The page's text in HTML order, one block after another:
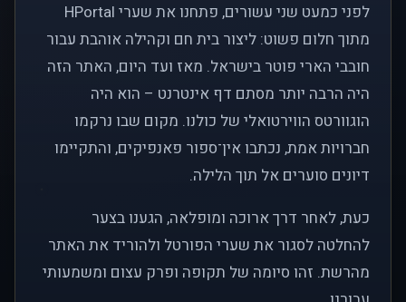
לפני כמעט שני עשורים, פתחנו את שערי HPortal
מתוך חלום פשוט: ליצור בית חם וקהילה אוהבת עבור
חובבי הארי פוטר בישראל. מאז ועד היום, האתר הזה
היה הרבה יותר מסתם דף אינטרנט – הוא היה
הוגוורטס הווירטואלי של כולנו. מקום שבו נרקמו
חברויות אמת, נכתבו אין־ספור פאנפיקים, והתקיימו
דיונים סוערים אל תוך הלילה.
כעת, לאחר דרך ארוכה ומופלאה, הגענו בצער
להחלטה לסגור את שערי הפורטל ולהוריד את האתר
מהרשת. זהו סיומה של תקופה ופרק עצום ומשמעותי